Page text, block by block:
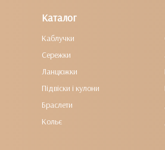
Каталог
Каблучки
Сережки
Ланцюжки
Підвіски і кулони
Браслети
Кольє